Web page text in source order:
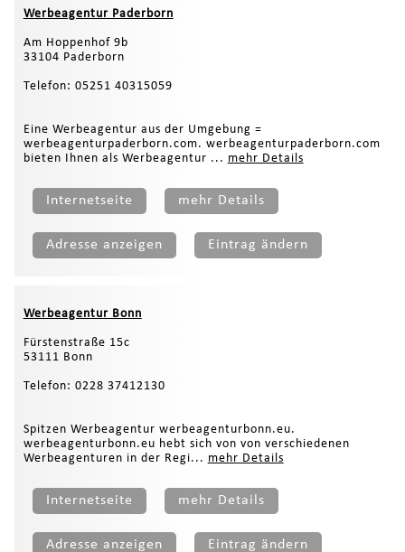
Werbeagentur Paderborn
Am Hoppenhof 9b
33104 Paderborn
Telefon: 05251 40315059
Eine Werbeagentur aus der Umgebung =
werbeagenturpaderborn.com. werbeagenturpaderborn.com
bieten Ihnen als Werbeagentur ... mehr Details
Internetseite mehr Details
Adresse anzeigen Eintrag ändern
Werbeagentur Bonn
Fürstenstraße 15c
53111 Bonn
Telefon: 0228 37412130
Spitzen Werbeagentur werbeagenturbonn.eu.
werbeagenturbonn.eu hebt sich von von verschiedenen
Werbeagenturen in der Regi... mehr Details
Internetseite mehr Details
Adresse anzeigen Eintrag ändern